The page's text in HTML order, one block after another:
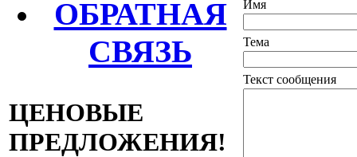
ОБРАТНАЯ
СВЯЗЬ
ЦЕНОВЫЕ
ПРЕДЛОЖЕНИЯ!
Имя
Тема
Текст сообщения